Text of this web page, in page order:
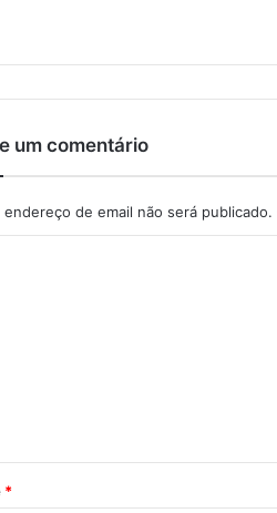
um comentário
endereço de email não será publicado.
*